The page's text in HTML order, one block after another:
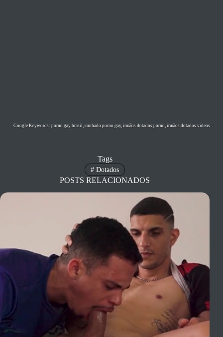
Google Keywords: porno gay brasil, cunhado porno gay, irmãos dotados porno, irmãos dotados videos
Tags
# Dotados
POSTS RELACIONADOS